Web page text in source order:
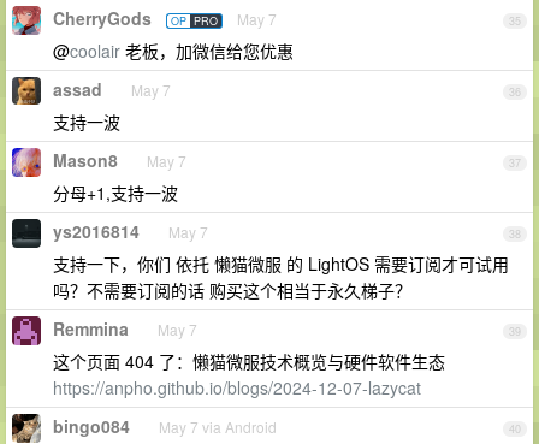
35
CherryGods OP PRO May 7
@coolair 老板，加微信给您优惠
36
assad May 7
支持一波
37
Mason8 May 7
分母+1,支持一波
38
ys2016814 May 7
支持一下，你们 依托 懒猫微服 的 LightOS 需要订阅才可试用
吗？不需要订阅的话 购买这个相当于永久梯子？
39
Remmina May 7
这个页面 404 了：懒猫微服技术概览与硬件软件生态
https://anpho.github.io/blogs/2024-12-07-lazycat
40
bingo084 May 7 via Android